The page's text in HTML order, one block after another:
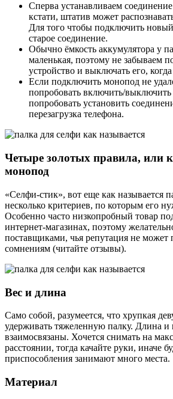
Сперва устанавливаем
кстати, штатив может
Для того чтобы подключить
старое соединение.
Обычно ёмкость аккумулятора у
маленькая, поэтому не забываем
устройство и выключать его,
Если подключить монопод не
попробовать включить/
попробовать установить
перезагрузка телефона.
Четыре золотых правила, или
монопод
«Селфи-стик», вот еще как называется
несколько критериев, по которым его
Особенно часто низкопробный товар
интернет-магазинах, поэтому
поставщиками, чья репутация не может
сомнениям (читайте отзывы).
Вес и длина
Само собой, разумеется, что хрупкая
удерживать тяжеленную палку. Длина и
взаимосвязаны. Хочется снимать на
расстоянии, тогда качайте руки, иначе
приспособления занимают много места.
Материал